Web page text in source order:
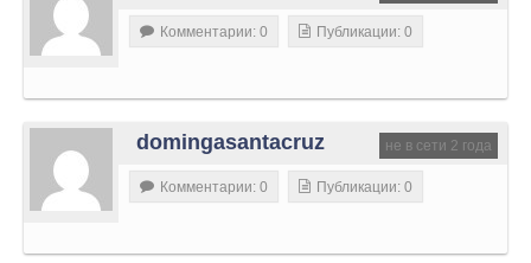
Комментарии: 0 Публикации: 0
не в сети 2 года
domingasantacruz
Комментарии: 0 Публикации: 0